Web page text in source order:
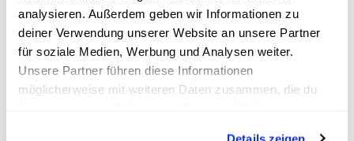
analysieren. Außerdem geben wir Informationen zu
deiner Verwendung unserer Website an unsere Partner
für soziale Medien, Werbung und Analysen weiter.
Unsere Partner führen diese Informationen
möglicherweise mit weiteren Daten zusammen, die du
Details zeigen